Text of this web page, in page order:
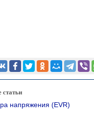
напряжения (EVR)